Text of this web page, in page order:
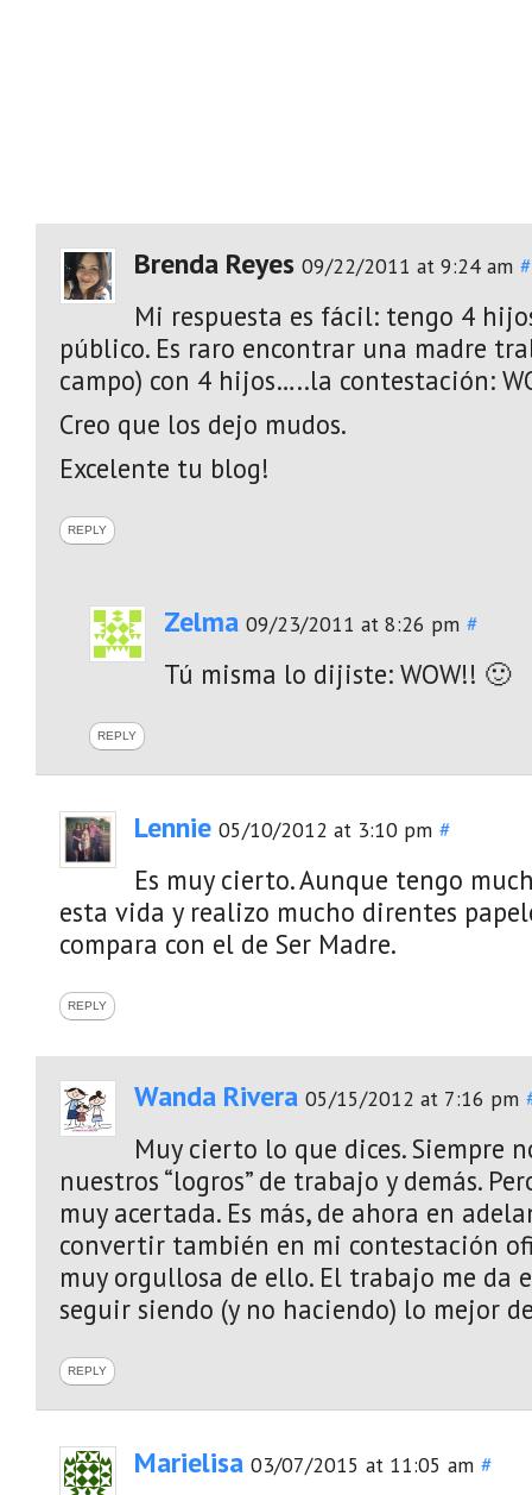
Brenda Reyes 09/22/2011 at 9:24 am #
Mi respuesta es fácil: tengo 4
público. Es raro encontrar una madre
campo) con 4 hijos…..la contestación:
Creo que los dejo mudos.
Excelente tu blog!
REPLY
Zelma 09/23/2011 at 8:26 pm #
Tú misma lo dijiste: WOW!! 🙂
REPLY
Lennie 05/10/2012 at 3:10 pm #
Es muy cierto. Aunque tengo
esta vida y realizo mucho direntes
compara con el de Ser Madre.
REPLY
Wanda Rivera 05/15/2012 at 7:16 pm
Muy cierto lo que dices. Siempre
nuestros “logros” de trabajo y demás.
muy acertada. Es más, de ahora en
convertir también en mi contestación
muy orgullosa de ello. El trabajo me da
seguir siendo (y no haciendo) lo mejor
REPLY
Marielisa 03/07/2015 at 11:05 am #